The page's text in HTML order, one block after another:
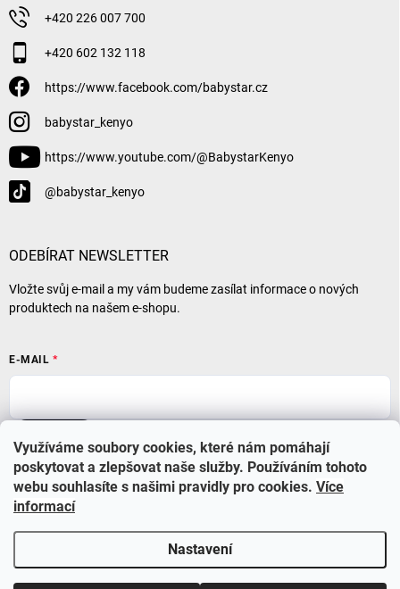
Využíváme soubory cookies, které nám pomáhají
poskytovat a zlepšovat naše služby. Používáním tohoto
webu souhlasíte s našimi pravidly pro cookies. Více
informací
Nastavení
+420 226 007 700
+420 602 132 118
https://www.facebook.com/babystar.cz
babystar_kenyo
https://www.youtube.com/@BabystarKenyo
@babystar_kenyo
ODEBÍRAT NEWSLETTER
Vložte svůj e-mail a my vám budeme zasílat informace o nových
produktech na našem e-shopu.
E-MAIL
Copyright 2026BABYSTAR. Všechna práva vyhrazena.Upravit nastavení